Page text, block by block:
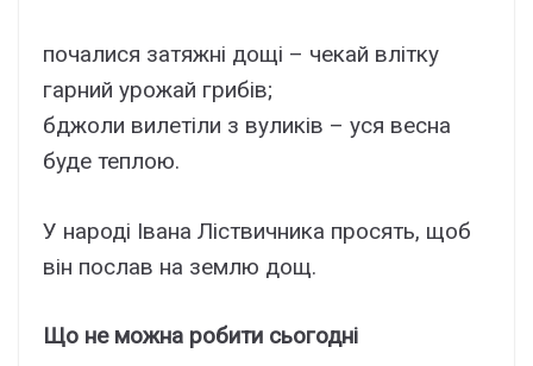
почалися затяжні дощі – чекай влітку
гарний урожай грибів;
бджоли вилетіли з вуликів – уся весна
буде теплою.
У народі Івана Ліствичника просять, щоб
він послав на землю дощ.
Що не можна робити сьогодні